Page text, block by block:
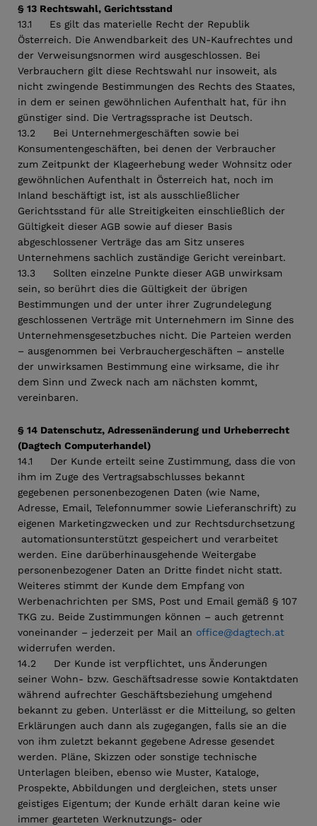
§ 13 Rechtswahl, Gerichtsstand
13.1 Es gilt das materielle Recht der Republik
Österreich. Die Anwendbarkeit des UN-Kaufrechtes und
der Verweisungsnormen wird ausgeschlossen. Bei
Verbrauchern gilt diese Rechtswahl nur insoweit, als
nicht zwingende Bestimmungen des Rechts des Staates,
in dem er seinen gewöhnlichen Aufenthalt hat, für ihn
günstiger sind. Die Vertragssprache ist Deutsch.
13.2 Bei Unternehmergeschäften sowie bei
Konsumentengeschäften, bei denen der Verbraucher
zum Zeitpunkt der Klageerhebung weder Wohnsitz oder
gewöhnlichen Aufenthalt in Österreich hat, noch im
Inland beschäftigt ist, ist als ausschließlicher
Gerichtsstand für alle Streitigkeiten einschließlich der
Gültigkeit dieser AGB sowie auf dieser Basis
abgeschlossener Verträge das am Sitz unseres
Unternehmens sachlich zuständige Gericht vereinbart.
13.3 Sollten einzelne Punkte dieser AGB unwirksam
sein, so berührt dies die Gültigkeit der übrigen
Bestimmungen und der unter ihrer Zugrundelegung
geschlossenen Verträge mit Unternehmern im Sinne des
Unternehmensgesetzbuches nicht. Die Parteien werden
– ausgenommen bei Verbrauchergeschäften – anstelle
der unwirksamen Bestimmung eine wirksame, die ihr
dem Sinn und Zweck nach am nächsten kommt,
vereinbaren.
§ 14 Datenschutz, Adressenänderung und Urheberrecht
(Dagtech Computerhandel)
14.1 Der Kunde erteilt seine Zustimmung, dass die von
ihm im Zuge des Vertragsabschlusses bekannt
gegebenen personenbezogenen Daten (wie Name,
Adresse, Email, Telefonnummer sowie Lieferanschrift) zu
eigenen Marketingzwecken und zur Rechtsdurchsetzung
automationsunterstützt gespeichert und verarbeitet
werden. Eine darüberhinausgehende Weitergabe
personenbezogener Daten an Dritte findet nicht statt.
Weiteres stimmt der Kunde dem Empfang von
Werbenachrichten per SMS, Post und Email gemäß § 107
TKG zu. Beide Zustimmungen können – auch getrennt
voneinander – jederzeit per Mail an office@dagtech.at
widerrufen werden.
14.2 Der Kunde ist verpflichtet, uns Änderungen
seiner Wohn- bzw. Geschäftsadresse sowie Kontaktdaten
während aufrechter Geschäftsbeziehung umgehend
bekannt zu geben. Unterlässt er die Mitteilung, so gelten
Erklärungen auch dann als zugegangen, falls sie an die
von ihm zuletzt bekannt gegebene Adresse gesendet
werden. Pläne, Skizzen oder sonstige technische
Unterlagen bleiben, ebenso wie Muster, Kataloge,
Prospekte, Abbildungen und dergleichen, stets unser
geistiges Eigentum; der Kunde erhält daran keine wie
immer gearteten Werknutzungs- oder